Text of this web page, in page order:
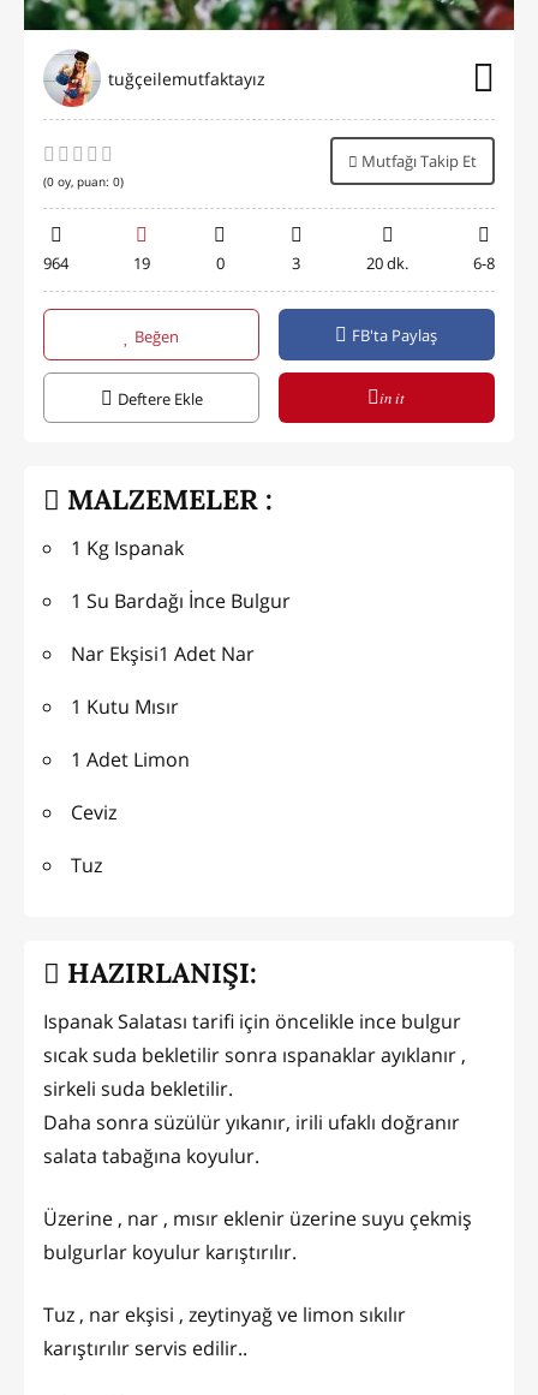
tuğçeilemutfaktayız
(0 oy, puan: 0)
Mutfağı Takip Et
964 19 0 3 20 dk. 6-8
Beğen FB'ta Paylaş
Deftere Ekle in it
MALZEMELER :
1 Kg Ispanak
1 Su Bardağı İnce Bulgur
Nar Ekşisi1 Adet Nar
1 Kutu Mısır
1 Adet Limon
Ceviz
Tuz
HAZIRLANIŞI:
Ispanak Salatası tarifi için öncelikle ince bulgur
sıcak suda bekletilir sonra ıspanaklar ayıklanır ,
sirkeli suda bekletilir.
Daha sonra süzülür yıkanır, irili ufaklı doğranır
salata tabağına koyulur.
Üzerine , nar , mısır eklenir üzerine suyu çekmiş
bulgurlar koyulur karıştırılır.
Tuz , nar ekşisi , zeytinyağ ve limon sıkılır
karıştırılır servis edilir..